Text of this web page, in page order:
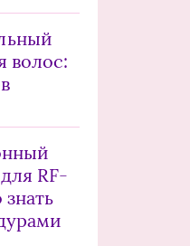
волос:
RF-